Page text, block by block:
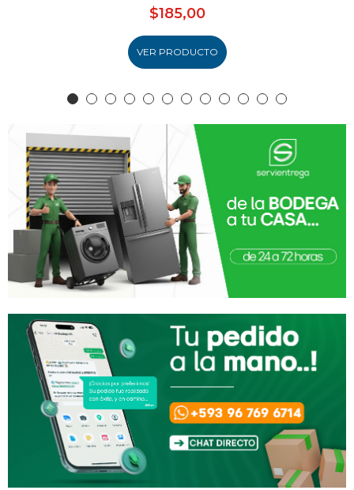
$185,00
VER PRODUCTO